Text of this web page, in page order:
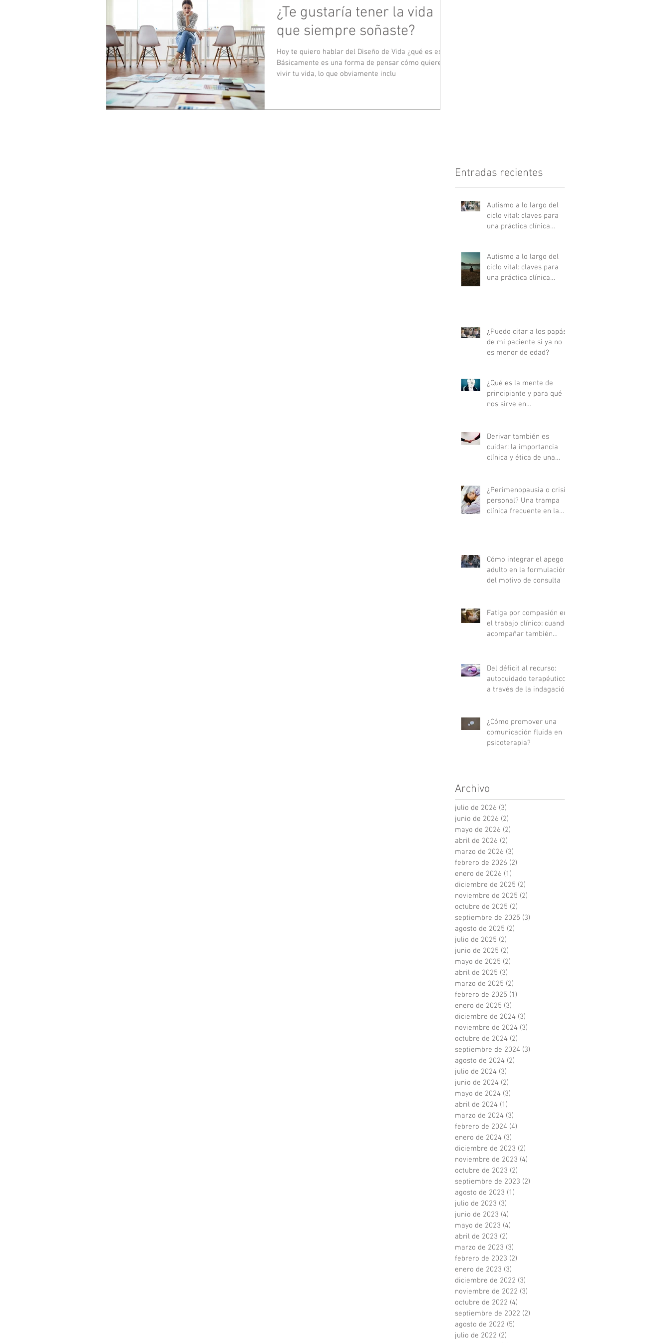
este enfoque en la reflexión clínica y la supervisión.
¿Te gustaría tener la vida
que siempre soñaste?
Hoy te quiero hablar del Diseño de Vida ¿qué es esto?
Básicamente es una forma de pensar cómo quieres
vivir tu vida, lo que obviamente inclu
Entradas recientes
Autismo a lo largo del
ciclo vital: claves para
una práctica clínica
Autismo a lo largo del
ciclo vital: claves para
una práctica clínica
¿Puedo citar a los papás
de mi paciente si ya no
es menor de edad?
¿Qué es la mente de
principiante y para qué
nos sirve en
Derivar también es
cuidar: la importancia
clínica y ética de una
¿Perimenopausia o crisis
personal? Una trampa
clínica frecuente en la
Cómo integrar el apego
adulto en la formulación
del motivo de consulta
Fatiga por compasión en
el trabajo clínico: cuando
acompañar también
Del déficit al recurso:
autocuidado terapéutico
a través de la indagación
¿Cómo promover una
comunicación fluida en
psicoterapia?
Archivo
julio de 2026 (3)
junio de 2026 (2)
mayo de 2026 (2)
abril de 2026 (2)
marzo de 2026 (3)
febrero de 2026 (2)
enero de 2026 (1)
diciembre de 2025 (2)
noviembre de 2025 (2)
octubre de 2025 (2)
septiembre de 2025 (3)
agosto de 2025 (2)
julio de 2025 (2)
junio de 2025 (2)
mayo de 2025 (2)
abril de 2025 (3)
marzo de 2025 (2)
febrero de 2025 (1)
enero de 2025 (3)
diciembre de 2024 (3)
noviembre de 2024 (3)
octubre de 2024 (2)
septiembre de 2024 (3)
agosto de 2024 (2)
julio de 2024 (3)
junio de 2024 (2)
mayo de 2024 (3)
abril de 2024 (1)
marzo de 2024 (3)
febrero de 2024 (4)
enero de 2024 (3)
diciembre de 2023 (2)
noviembre de 2023 (4)
octubre de 2023 (2)
septiembre de 2023 (2)
agosto de 2023 (1)
julio de 2023 (3)
junio de 2023 (4)
mayo de 2023 (4)
abril de 2023 (2)
marzo de 2023 (3)
febrero de 2023 (2)
enero de 2023 (3)
diciembre de 2022 (3)
noviembre de 2022 (3)
octubre de 2022 (4)
septiembre de 2022 (2)
agosto de 2022 (5)
julio de 2022 (2)